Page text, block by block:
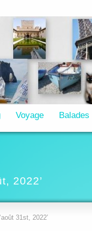
Voyage Balades
2022’
31st, 2022’